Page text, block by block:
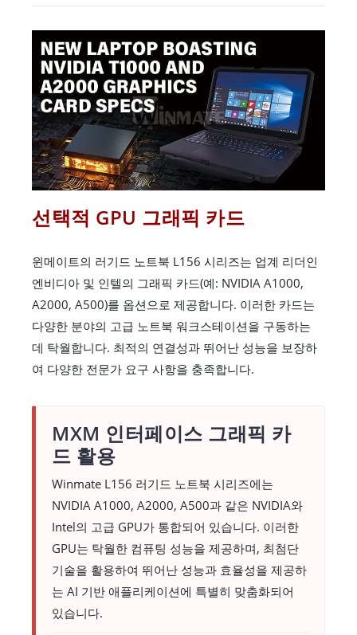
선택적 GPU 그래픽 카드
윈메이트의 러기드 노트북 L156 시리즈는 업계 리더인
엔비디아 및 인텔의 그래픽 카드(예: NVIDIA A1000,
A2000, A500)를 옵션으로 제공합니다. 이러한 카드는
다양한 분야의 고급 노트북 워크스테이션을 구동하는
데 탁월합니다. 최적의 연결성과 뛰어난 성능을 보장하
여 다양한 전문가 요구 사항을 충족합니다.
MXM 인터페이스 그래픽 카
드 활용
Winmate L156 러기드 노트북 시리즈에는
NVIDIA A1000, A2000, A500과 같은 NVIDIA와
Intel의 고급 GPU가 통합되어 있습니다. 이러한
GPU는 탁월한 컴퓨팅 성능을 제공하며, 최첨단
기술을 활용하여 뛰어난 성능과 효율성을 제공하
는 AI 기반 애플리케이션에 특별히 맞춤화되어
있습니다.